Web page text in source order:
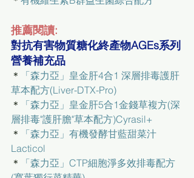
推薦閱讀:
對抗有害物質糖化終產物AGEs系列
營養補充品
＊
「森力亞」皇金肝4合1 深層排毒護肝
草本配方(Liver-DTX-Pro)
＊
「森力亞」皇金肝5合1金錢草複方(深
層排毒"護肝膽"草本配方)Cyrasil+
＊
「森力亞」有機發酵甘藍甜菜汁
Lacticol
＊
「森力亞」CTP細胞淨多效排毒配方